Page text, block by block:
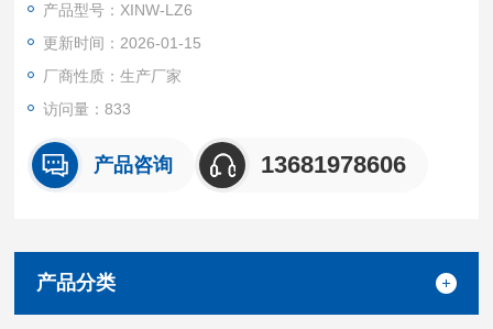
直时振荡频率可达20~300次/min。●启动缓冲和停机缓冲技能，
启动及停止缓慢进行，减少对分液漏斗的冲击。
产品型号：XINW-LZ6
更新时间：2026-01-15
厂商性质：生产厂家
访问量：833
产品咨询 13681978606
产品分类